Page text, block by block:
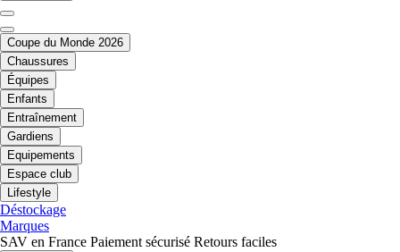
Coupe du Monde 2026
Chaussures
Équipes
Enfants
Entraînement
Gardiens
Equipements
Espace club
Lifestyle
Déstockage
Marques
SAV en France Paiement sécurisé Retours faciles